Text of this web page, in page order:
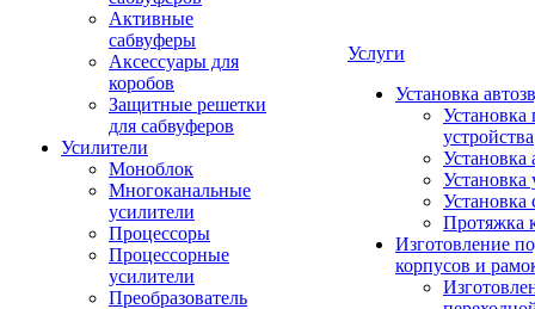
Активные
сабвуферы
Аксессуары для
коробов
Защитные решетки
для сабвуферов
Усилители
Моноблок
Многоканальные
усилители
Процессоры
Процессорные
усилители
Преобразователь
Услуги
Установка
Установка
устройства
Установка
Установка
Установка
Протяжка
Изготовление
корпусов и